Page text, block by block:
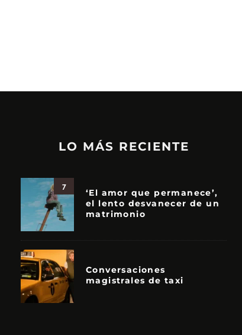
LO MÁS RECIENTE
7
‘El amor que permanece’,
el lento desvanecer de un
matrimonio
Conversaciones
magistrales de taxi